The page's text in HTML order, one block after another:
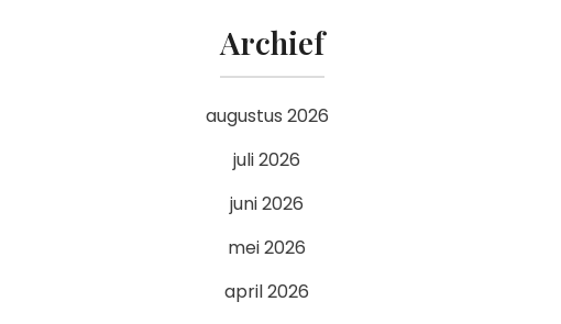
Archief
augustus 2026
juli 2026
juni 2026
mei 2026
april 2026